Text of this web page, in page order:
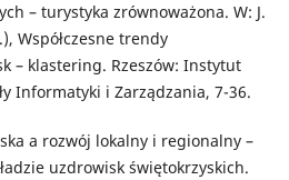
– turystyka zrównoważona. W: J.
Współczesne trendy
– klastering. Rzeszów: Instytut
Informatyki i Zarządzania, 7-36.
a rozwój lokalny i regionalny –
uzdrowisk świętokrzyskich.